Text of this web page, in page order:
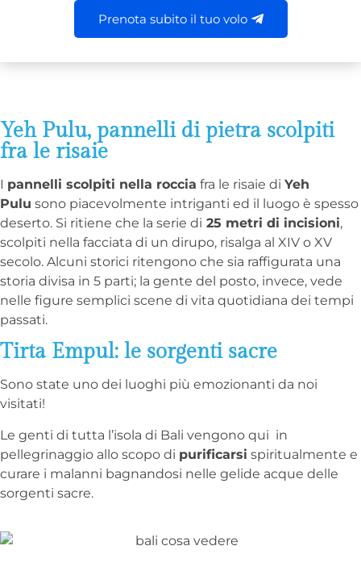
Prenota subito il tuo volo
Yeh Pulu, pannelli di pietra scolpiti
fra le risaie
I pannelli scolpiti nella roccia fra le risaie di Yeh
Pulu sono piacevolmente intriganti ed il luogo è spesso
deserto. Si ritiene che la serie di 25 metri di incisioni,
scolpiti nella facciata di un dirupo, risalga al XIV o XV
secolo. Alcuni storici ritengono che sia raffigurata una
storia divisa in 5 parti; la gente del posto, invece, vede
nelle figure semplici scene di vita quotidiana dei tempi
passati.
Tirta Empul: le sorgenti sacre
Sono state uno dei luoghi più emozionanti da noi
visitati!
Le genti di tutta l’isola di Bali vengono qui in
pellegrinaggio allo scopo di purificarsi spiritualmente e
curare i malanni bagnandosi nelle gelide acque delle
sorgenti sacre.